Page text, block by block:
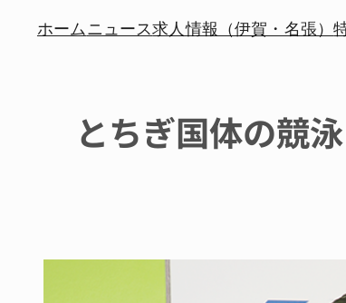
ホームニュース求人情報（伊賀・名張）
とちぎ国体の競